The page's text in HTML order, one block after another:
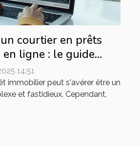
courtier en prêts
ligne : le guide
votre crédit
14:51
immobilier peut s'avérer être un
et fastidieux. Cependant,